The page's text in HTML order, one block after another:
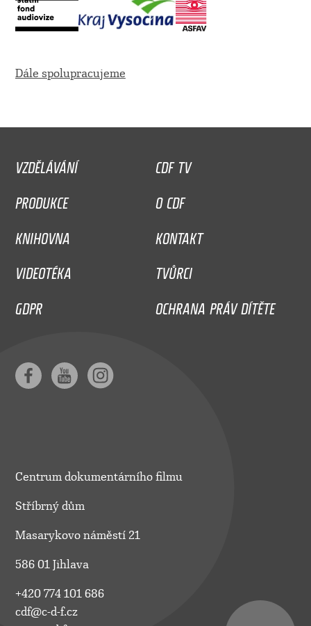
Dále spolupracujeme
VZDĚLÁVÁNÍ
CDF TV
PRODUKCE
O CDF
KNIHOVNA
KONTAKT
VIDEOTÉKA
TVŮRCI
GDPR
OCHRANA PRÁV DÍTĚTE
Centrum dokumentárního filmu
Stříbrný dům
Masarykovo náměstí 21
586 01 Jihlava
+420 774 101 686
cdf@c-d-f.cz